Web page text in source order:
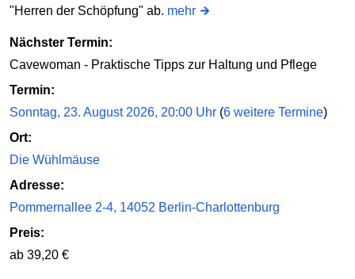
"Herren der Schöpfung" ab. mehr
Nächster Termin:
Cavewoman - Praktische Tipps zur Haltung und Pflege
Termin:
Sonntag, 23. August 2026, 20:00 Uhr (6 weitere Termine)
Ort:
Die Wühlmäuse
Adresse:
Pommernallee 2-4, 14052 Berlin-Charlottenburg
Preis:
ab 39,20 €